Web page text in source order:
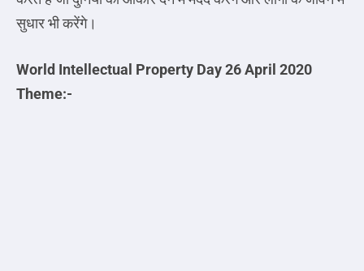
सुधार भी करेंगे।
World Intellectual Property Day 26 April 2020
Theme:-